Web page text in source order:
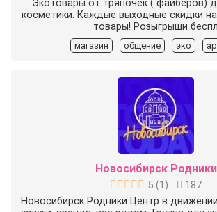
Экотовары от тряпочек ( файберов)
косметики. Каждые выходные скидки
товары! Розыгрыши беспл
магазин общение эко
Новосибирск Родники
5 (1 )
187
Новосибирск Родники Центр в